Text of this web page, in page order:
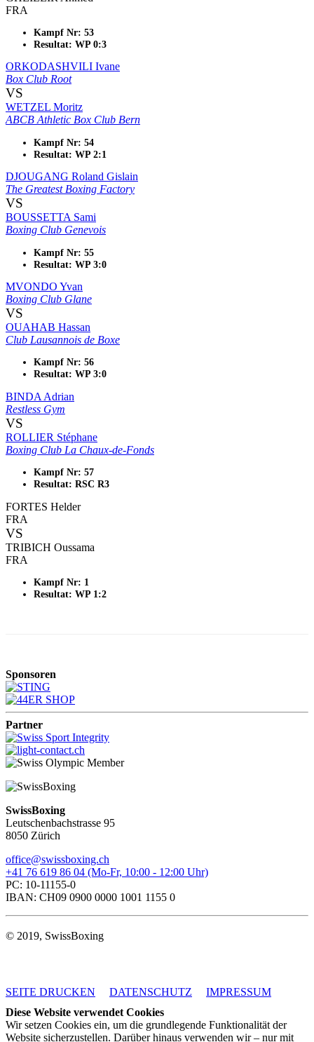
FRA
Kampf Nr: 53
Resultat: WP 0:3
ORKODASHVILI Ivane
Box Club Root
VS
WETZEL Moritz
ABCB Athletic Box Club Bern
Kampf Nr: 54
Resultat: WP 2:1
DJOUGANG Roland Gislain
The Greatest Boxing Factory
VS
BOUSSETTA Sami
Boxing Club Genevois
Kampf Nr: 55
Resultat: WP 3:0
MVONDO Yvan
Boxing Club Glane
VS
OUAHAB Hassan
Club Lausannois de Boxe
Kampf Nr: 56
Resultat: WP 3:0
BINDA Adrian
Restless Gym
VS
ROLLIER Stéphane
Boxing Club La Chaux-de-Fonds
Kampf Nr: 57
Resultat: RSC R3
FORTES Helder
FRA
VS
TRIBICH Oussama
FRA
Kampf Nr: 1
Resultat: WP 1:2
Sponsoren
Partner
SwissBoxing
Leutschenbachstrasse 95
8050 Zürich
office@swissboxing.ch
+41 76 619 86 04 (Mo-Fr, 10:00 - 12:00 Uhr)
PC: 10-11155-0
IBAN: CH09 0900 0000 1001 1155 0
© 2019, SwissBoxing
SEITE DRUCKEN DATENSCHUTZ
IMPRESSUM
Diese Website verwendet Cookies
Wir setzen Cookies ein, um die grundlegende Funktionalität der
Website sicherzustellen. Darüber hinaus verwenden wir – nur mit